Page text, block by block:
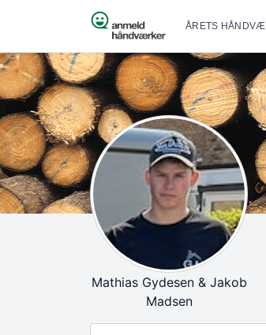
Spring til indhold
ÅRETS
Mathias Gydesen & Jakob
Madsen